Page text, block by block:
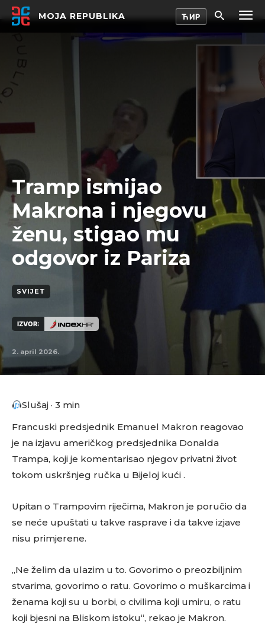
MOJA REPUBLIKA
Tramp ismijao
Makrona i njegovu
ženu, stigao mu
odgovor iz Pariza
SVIJET
IZVOR:
2. april 2026.
Slušaj · 3 min
Francuski predsjednik Emanuel Makron reagovao
je na izjavu američkog predsjednika Donalda
Trampa, koji je komentarisao njegov privatni život
tokom uskršnjeg ručka u Bijeloj kući .
Upitan o Trampovim riječima, Makron je poručio da
se neće upuštati u takve rasprave i da takve izjave
nisu primjerene.
„Ne želim da ulazim u to. Govorimo o preozbiljnim
stvarima, govorimo o ratu. Govorimo o muškarcima i
ženama koji su u borbi, o civilima koji umiru, o ratu
koji bjesni na Bliskom istoku“, rekao je Makron.